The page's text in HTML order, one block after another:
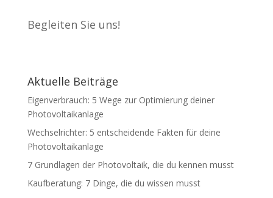
Begleiten Sie uns!
Aktuelle Beiträge
Eigenverbrauch: 5 Wege zur Optimierung deiner
Photovoltaikanlage
Wechselrichter: 5 entscheidende Fakten für deine
Photovoltaikanlage
7 Grundlagen der Photovoltaik, die du kennen musst
Kaufberatung: 7 Dinge, die du wissen musst